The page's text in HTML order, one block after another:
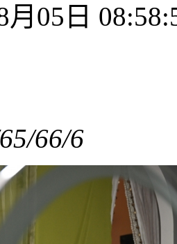
月05日
5/66/6